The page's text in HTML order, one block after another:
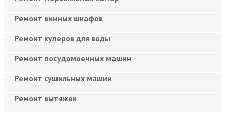
Ремонт винных шкафов
Ремонт кулеров для воды
Ремонт посудомоечных машин
Ремонт сушильных машин
Ремонт вытяжек